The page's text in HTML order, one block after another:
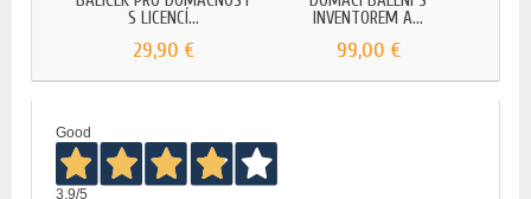
S LICENCÍ...
29,90 €
INVENTOREM A...
99,00 €
Good
3,9/5